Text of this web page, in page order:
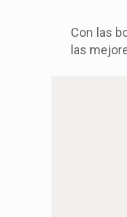
Con las
las